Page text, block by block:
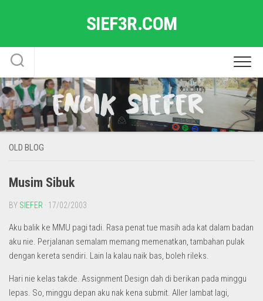
SIEF3R.COM
OLD BLOG
Musim Sibuk
BY SIEFER · 17/02/2003
Aku balik ke MMU pagi tadi. Rasa penat tue masih ada kat dalam badan
aku nie. Perjalanan semalam memang memenatkan, tambahan pulak
dengan kereta sendiri. Lain la kalau naik bas, boleh rileks.
Hari nie kelas takde. Assignment Design dah di berikan pada minggu
lepas. So, minggu depan aku nak kena submit. Aller lambat lagi,